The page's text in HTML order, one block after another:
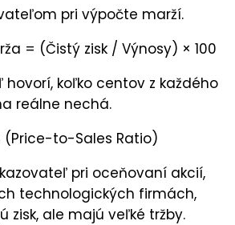
pri výpočte marží.
= (Čistý zisk / Výnosy) × 100
koľko centov z každého
reálne nechá.
(Price-to-Sales Ratio)
pri oceňovaní akcií,
technologických firmách,
zisk, ale majú veľké tržby.